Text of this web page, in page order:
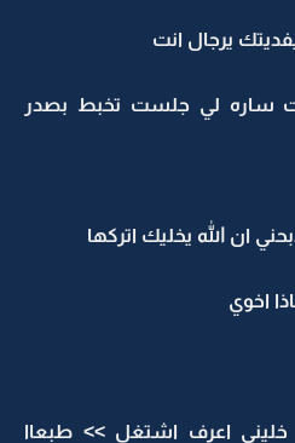
يرجال انت
ساره لي جلست تخبط بصدر
ان الله يخليك اتركها
اخوي
اعرف اشتغل >> طبعاا